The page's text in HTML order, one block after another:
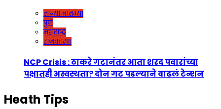
ताज्या बातम्या
पुणे
महाराष्ट्र
राजकारण
NCP Crisis : ठाकरे गटानंतर आता शरद पवारांच्या
पक्षातही अस्वस्थता? दोन गट पडल्याने वाढलं टेन्शन
Heath Tips